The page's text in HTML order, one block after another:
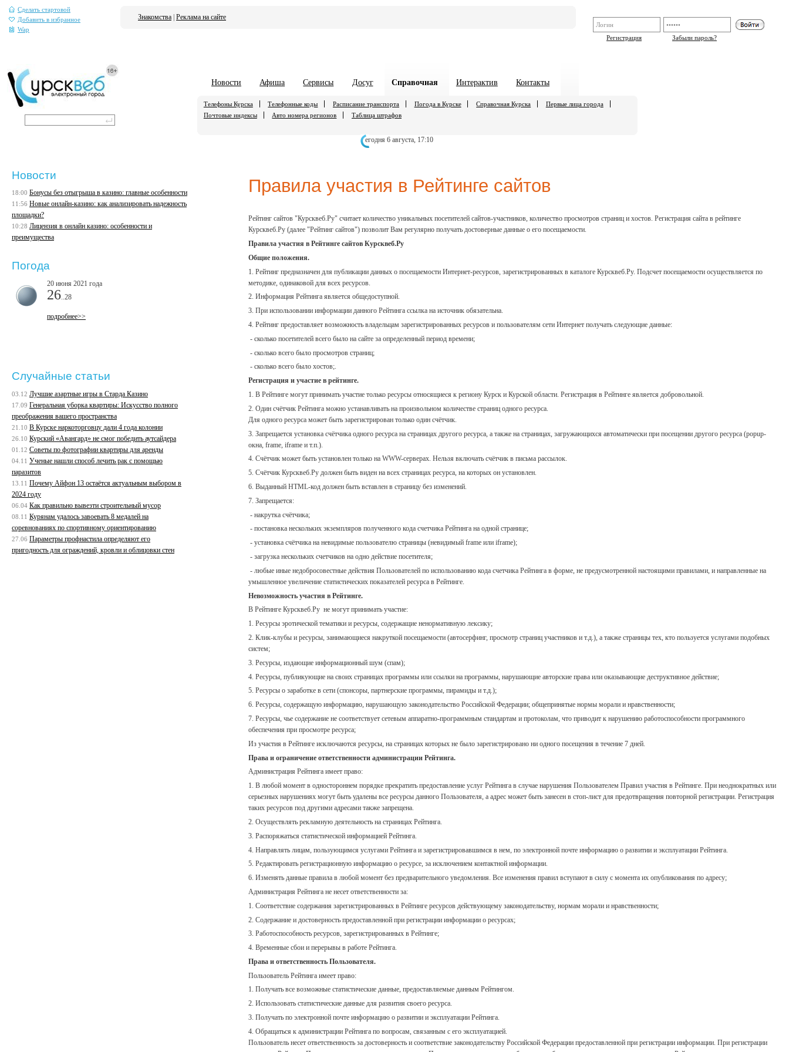
Сделать стартовой
Добавить в избранное
Wap
Регистрация
Забыли пароль?
Знакомства Реклама на сайте
Новости Афиша Сервисы Досуг Справочная Интерактив Контакты
Телефоны Курска Телефонные коды Расписание транспорта Погода в Курске Справочная Курска
Первые лица города
Почтовые индексы
Авто номера регионов Таблица штрафов
егодня 6 августа, 17:10
Правила участия в Рейтинге сайтов
Рейтинг сайтов "Курсквеб.Ру" считает количество уникальных посетителей сайтов-участников, количество просмотров страниц и хостов. Регистрация сайта в рейтинге
Курсквеб.Ру (далее "Рейтинг сайтов") позволит Вам регулярно получать достоверные данные о его посещаемости.
Правила участия в Рейтинге сайтов Курсквеб.Ру
Общие положения.
1. Рейтинг предназначен для публикации данных о посещаемости Интернет-ресурсов, зарегистрированных в каталоге Курсквеб.Ру. Подсчет посещаемости осуществляется по
методике, одинаковой для всех ресурсов.
2. Информация Рейтинга является общедоступной.
3. При использовании информации данного Рейтинга ссылка на источник обязательна.
4. Рейтинг предоставляет возможность владельцам зарегистрированных ресурсов и пользователям сети Интернет получать следующие данные:
- сколько посетителей всего было на сайте за определенный период времени;
- сколько всего было просмотров страниц;
- сколько всего было хостов;.
Регистрация и участие в рейтинге.
1. В Рейтинге могут принимать участие только ресурсы относящиеся к региону Курск и Курской области. Регистрация в Рейтинге является добровольной.
2. Один счётчик Рейтинга можно устанавливать на произвольном количестве страниц одного ресурса.
Для одного ресурса может быть зарегистрирован только один счётчик.
3. Запрещается установка счётчика одного ресурса на страницах другого ресурса, а также на страницах, загружающихся автоматически при посещении другого ресурса (popup-
окна, frame, iframe и т.п.).
4. Счётчик может быть установлен только на WWW-серверах. Нельзя включать счётчик в письма рассылок.
5. Счётчик Курсквеб.Ру должен быть виден на всех страницах ресурса, на которых он установлен.
6. Выданный HTML-код должен быть вставлен в страницу без изменений.
7. Запрещается:
- накрутка счётчика;
- постановка нескольких экземпляров полученного кода счетчика Рейтинга на одной странице;
- установка счётчика на невидимые пользователю страницы (невидимый frame или iframe);
- загрузка нескольких счетчиков на одно действие посетителя;
- любые иные недобросовестные действия Пользователей по использованию кода счетчика Рейтинга в форме, не предусмотренной настоящими правилами, и направленные на
умышленное увеличение статистических показателей ресурса в Рейтинге.
Невозможность участия в Рейтинге.
В Рейтинге Курсквеб.Ру не могут принимать участие:
1. Ресурсы эротической тематики и ресурсы, содержащие ненормативную лексику;
2. Клик-клубы и ресурсы, занимающиеся накруткой посещаемости (автосерфинг, просмотр страниц участников и т.д.), а также страницы тех, кто пользуется услугами подобных
систем;
3. Ресурсы, издающие информационный шум (спам);
4. Ресурсы, публикующие на своих страницах программы или ссылки на программы, нарушающие авторские права или оказывающие деструктивное действие;
5. Ресурсы о заработке в сети (спонсоры, партнерские программы, пирамиды и т.д.);
6. Ресурсы, содержащую информацию, нарушающую законодательство Российской Федерации; общепринятые нормы морали и нравственности;
7. Ресурсы, чье содержание не соответствует сетевым аппаратно-программным стандартам и протоколам, что приводит к нарушению работоспособности программного
обеспечения при просмотре ресурса;
Из участия в Рейтинге исключаются ресурсы, на страницах которых не было зарегистрировано ни одного посещения в течение 7 дней.
Права и ограничение ответственности администрации Рейтинга.
Администрация Рейтинга имеет право:
1. В любой момент в одностороннем порядке прекратить предоставление услуг Рейтинга в случае нарушения Пользователем Правил участия в Рейтинге. При неоднократных или
серьезных нарушениях могут быть удалены все ресурсы данного Пользователя, а адрес может быть занесен в стоп-лист для предотвращения повторной регистрации. Регистрация
таких ресурсов под другими адресами также запрещена.
2. Осуществлять рекламную деятельность на страницах Рейтинга.
3. Распоряжаться статистической информацией Рейтинга.
4. Направлять лицам, пользующимся услугами Рейтинга и зарегистрировавшимся в нем, по электронной почте информацию о развитии и эксплуатации Рейтинга.
5. Редактировать регистрационную информацию о ресурсе, за исключением контактной информации.
6. Изменять данные правила в любой момент без предварительного уведомления. Все изменения правил вступают в силу с момента их опубликования по адресу;
Администрация Рейтинга не несет ответственности за:
1. Соответствие содержания зарегистрированных в Рейтинге ресурсов действующему законодательству, нормам морали и нравственности;
2. Содержание и достоверность предоставленной при регистрации информации о ресурсах;
3. Работоспособность ресурсов, зарегистрированных в Рейтинге;
4. Временные сбои и перерывы в работе Рейтинга.
Права и ответственность Пользователя.
Пользователь Рейтинга имеет право:
1. Получать все возможные статистические данные, предоставляемые данным Рейтингом.
2. Использовать статистические данные для развития своего ресурса.
3. Получать по электронной почте информацию о развитии и эксплуатации Рейтинга.
4. Обращаться к администрации Рейтинга по вопросам, связанным с его эксплуатацией.
Пользователь несет ответственность за достоверность и соответствие законодательству Российской Федерации предоставленной при регистрации информации. При регистрации
Новости
18:00 Бонусы без отыгрыша в казино: главные особенности
11:56 Новые онлайн-казино: как анализировать надежность
площадки?
10:28 Лицензия в онлайн казино: особенности и
преимущества
Погода
20 июня 2021 года
26 ..28
подробнее>>
Случайные статьи
03.12 Лучшие азартные игры в Старда Казино
17.09 Генеральная уборка квартиры: Искусство полного
преображения вашего пространства
21.10 В Курске наркоторговцу дали 4 года колонии
26.10 Курский «Авангард» не смог победить аутсайдера
01.12 Советы по фотографии квартиры для аренды
04.11 Ученые нашли способ лечить рак с помощью
паразитов
13.11 Почему Айфон 13 остаётся актуальным выбором в
2024 году
06.04 Как правильно вывезти строительный мусор
08.11 Курянам удалось завоевать 8 медалей на
соревнованиях по спортивному ориентированию
27.06 Параметры профнастила определяют его
пригодность для ограждений, кровли и облицовки стен